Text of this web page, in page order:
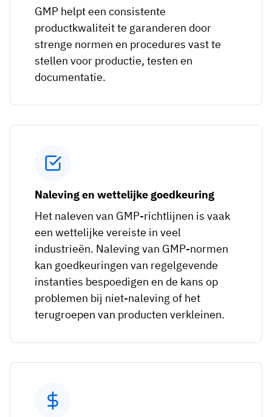
GMP helpt een consistente
productkwaliteit te garanderen door
strenge normen en procedures vast te
stellen voor productie, testen en
documentatie.
Naleving en wettelijke goedkeuring
Het naleven van GMP-richtlijnen is vaak
een wettelijke vereiste in veel
industrieën. Naleving van GMP-normen
kan goedkeuringen van regelgevende
instanties bespoedigen en de kans op
problemen bij niet-naleving of het
terugroepen van producten verkleinen.